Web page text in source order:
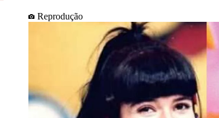
Reprodução